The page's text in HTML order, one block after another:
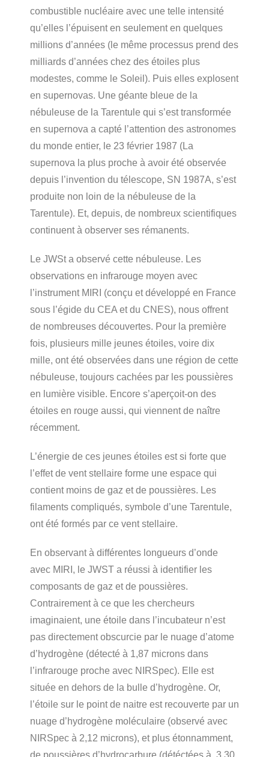
combustible nucléaire avec une telle intensité
qu’elles l’épuisent en seulement en quelques
millions d’années (le même processus prend des
milliards d’années chez des étoiles plus
modestes, comme le Soleil). Puis elles explosent
en supernovas. Une géante bleue de la
nébuleuse de la Tarentule qui s’est transformée
en supernova a capté l’attention des astronomes
du monde entier, le 23 février 1987 (La
supernova la plus proche à avoir été observée
depuis l’invention du télescope, SN 1987A, s’est
produite non loin de la nébuleuse de la
Tarentule). Et, depuis, de nombreux scientifiques
continuent à observer ses rémanents.
Le JWSt a observé cette nébuleuse. Les
observations en infrarouge moyen avec
l’instrument MIRI (conçu et développé en France
sous l’égide du CEA et du CNES), nous offrent
de nombreuses découvertes. Pour la première
fois, plusieurs mille jeunes étoiles, voire dix
mille, ont été observées dans une région de cette
nébuleuse, toujours cachées par les poussières
en lumière visible. Encore s’aperçoit-on des
étoiles en rouge aussi, qui viennent de naître
récemment.
L’énergie de ces jeunes étoiles est si forte que
l’effet de vent stellaire forme une espace qui
contient moins de gaz et de poussières. Les
filaments compliqués, symbole d’une Tarentule,
ont été formés par ce vent stellaire.
En observant à différentes longueurs d’onde
avec MIRI, le JWST a réussi à identifier les
composants de gaz et de poussières.
Contrairement à ce que les chercheurs
imaginaient, une étoile dans l’incubateur n’est
pas directement obscurcie par le nuage d’atome
d’hydrogène (détecté à 1,87 microns dans
l’infrarouge proche avec NIRSpec). Elle est
située en dehors de la bulle d’hydrogène. Or,
l’étoile sur le point de naitre est recouverte par un
nuage d’hydrogène moléculaire (observé avec
NIRSpec à 2,12 microns), et plus étonnamment,
de poussières d’hydrocarbure (détéctées à 3,30